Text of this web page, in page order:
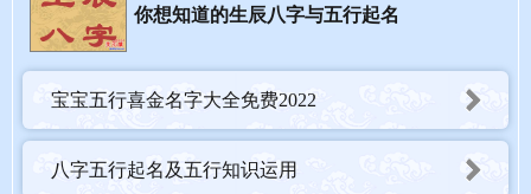
你想知道的生辰八字与五行起名
宝宝五行喜金名字大全免费2022
八字五行起名及五行知识运用